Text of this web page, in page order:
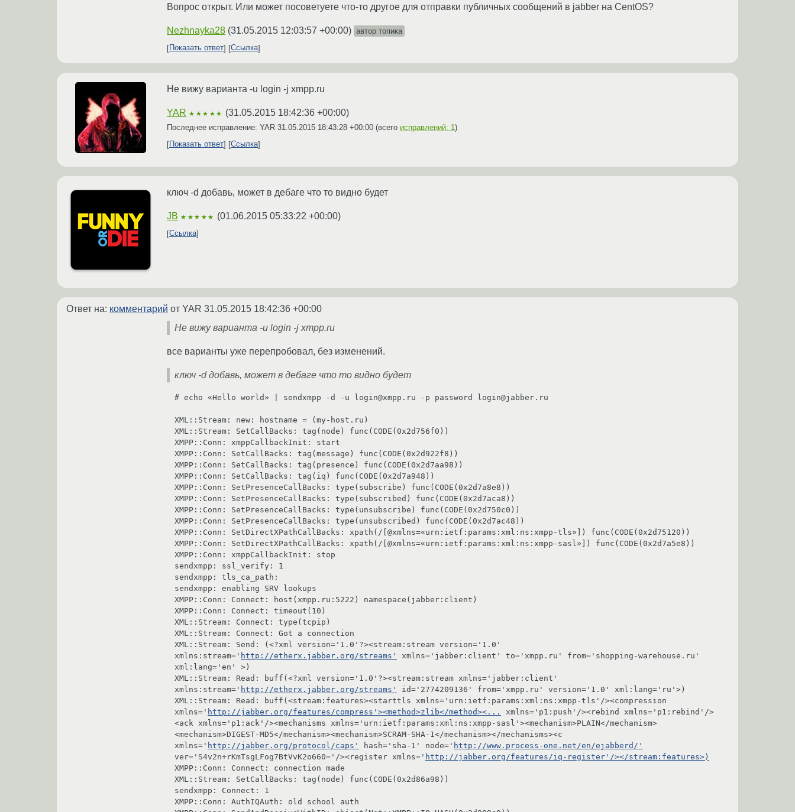
Вопрос открыт. Или может посоветуете что-то другое для отправки публичных сообщений в jabber на CentOS?
Nezhnayka28 (31.05.2015 12:03:57 +00:00) автор топика
Показать ответ
Ссылка
Не вижу варианта -u login -j xmpp.ru
YAR ★★★★★ (31.05.2015 18:42:36 +00:00)
Последнее исправление: YAR 31.05.2015 18:43:28 +00:00 (всего исправлений: 1 )
Показать ответ
Ссылка
ключ -d добавь, может в дебаге что то видно будет
JB ★★★★★ (01.06.2015 05:33:22 +00:00)
Ссылка
Ответ на: комментарий от YAR 31.05.2015 18:42:36 +00:00
Не вижу варианта -u login -j xmpp.ru
все варианты уже перепробовал, без изменений.
ключ -d добавь, может в дебаге что то видно будет
# echo «Hello world» | sendxmpp -d -u login@xmpp.ru -p password login@jabber.ru
XML::Stream: new: hostname = (my-host.ru)
XML::Stream: SetCallBacks: tag(node) func(CODE(0x2d756f0))
XMPP::Conn: xmppCallbackInit: start
XMPP::Conn: SetCallBacks: tag(message) func(CODE(0x2d922f8))
XMPP::Conn: SetCallBacks: tag(presence) func(CODE(0x2d7aa98))
XMPP::Conn: SetCallBacks: tag(iq) func(CODE(0x2d7a948))
XMPP::Conn: SetPresenceCallBacks: type(subscribe) func(CODE(0x2d7a8e8))
XMPP::Conn: SetPresenceCallBacks: type(subscribed) func(CODE(0x2d7aca8))
XMPP::Conn: SetPresenceCallBacks: type(unsubscribe) func(CODE(0x2d750c0))
XMPP::Conn: SetPresenceCallBacks: type(unsubscribed) func(CODE(0x2d7ac48))
XMPP::Conn: SetDirectXPathCallBacks: xpath(/[@xmlns=«urn:ietf:params:xml:ns:xmpp-tls»]) func(CODE(0x2d75120))
XMPP::Conn: SetDirectXPathCallBacks: xpath(/[@xmlns=«urn:ietf:params:xml:ns:xmpp-sasl»]) func(CODE(0x2d7a5e8))
XMPP::Conn: xmppCallbackInit: stop
sendxmpp: ssl_verify: 1
sendxmpp: tls_ca_path:
sendxmpp: enabling SRV lookups
XMPP::Conn: Connect: host(xmpp.ru:5222) namespace(jabber:client)
XMPP::Conn: Connect: timeout(10)
XML::Stream: Connect: type(tcpip)
XML::Stream: Connect: Got a connection
XML::Stream: Send: (<?xml version='1.0'?><stream:stream version='1.0'
xmlns:stream=' http://etherx.jabber.org/streams'
xmlns='jabber:client' to='xmpp.ru' from='shopping-warehouse.ru'
xml:lang='en' >)
XML::Stream: Read: buff(<?xml version='1.0'?><stream:stream xmlns='jabber:client'
xmlns:stream=' http://etherx.jabber.org/streams'
id='2774209136' from='xmpp.ru' version='1.0' xml:lang='ru'>)
XML::Stream: Read: buff(<stream:features><starttls xmlns='urn:ietf:params:xml:ns:xmpp-tls'/><compression
xmlns=' http://jabber.org/features/compress'><method>zlib</method><...
xmlns='p1:push'/><rebind xmlns='p1:rebind'/>
<ack xmlns='p1:ack'/><mechanisms xmlns='urn:ietf:params:xml:ns:xmpp-sasl'><mechanism>PLAIN</mechanism>
<mechanism>DIGEST-MD5</mechanism><mechanism>SCRAM-SHA-1</mechanism></mechanisms><c
xmlns=' http://jabber.org/protocol/caps' hash='sha-1' node=' http://www.process-one.net/en/ejabberd/'
ver='S4v2n+rKmTsgLFog7BtVvK2o660='/><register xmlns=' http://jabber.org/features/iq-register'/></stream:features>)
XMPP::Conn: Connect: connection made
XML::Stream: SetCallBacks: tag(node) func(CODE(0x2d86a98))
sendxmpp: Connect: 1
XMPP::Conn: AuthIQAuth: old school auth